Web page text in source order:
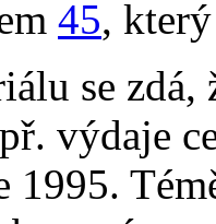
45,
se
výdaje
1995.